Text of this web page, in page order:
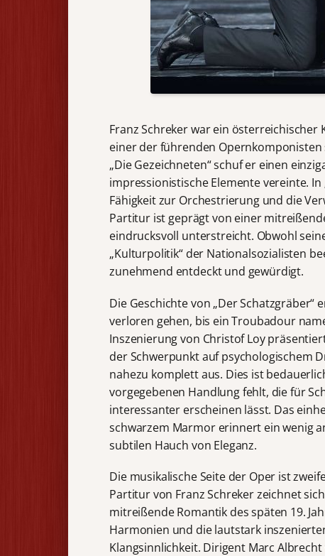
Franz Schreker war ein
einer der führenden Opernkomponisten
„Die Gezeichneten“ schuf er einen
impressionistische Elemente vereinte.
Fähigkeit zur Orchestrierung und die
Partitur ist geprägt von einer
eindrucksvoll unterstreicht. Obwohl
„Kulturpolitik“ der Nationalsozialisten
zunehmend entdeckt und gewürdigt.
Die Geschichte von „Der
verloren gehen, bis ein Troubadour
Inszenierung von Christof Loy
der Schwerpunkt auf psychologischem
nahezu komplett aus. Dies ist
vorgegebenen Handlung fehlt, die für
interessanter erscheinen lässt. Das
schwarzem Marmor erinnert ein wenig
subtilen Hauch von Eleganz.
Die musikalische Seite der Oper ist
Partitur von Franz Schreker zeichnet
mitreißende Romantik des späten 19.
Harmonien und die lautstark
Klangsinnlichkeit. Dirigent Marc